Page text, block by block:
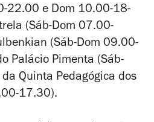
22.00 e Dom 10.00-18-
(Sáb-Dom 07.00-
(Sáb-Dom 09.00-
Palácio Pimenta (Sáb-
Quinta Pedagógica dos
17.30).